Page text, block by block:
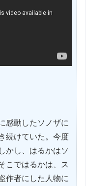
感動したソノザに
続けていた。今度
かし、はるかはソ
こではるかは、ス
作者にした人物に